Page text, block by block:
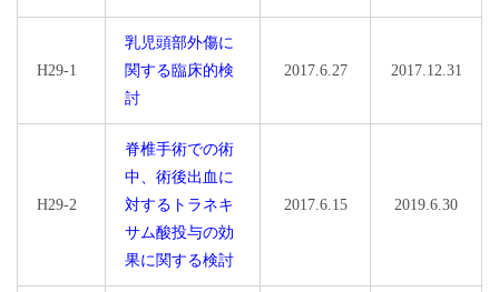
H29-1
乳児頭部外傷に
関する臨床的検
討
2017.6.27 2017.12.31
H29-2
脊椎手術での術
中、術後出血に
対するトラネキ
サム酸投与の効
果に関する検討
2017.6.15 2019.6.30